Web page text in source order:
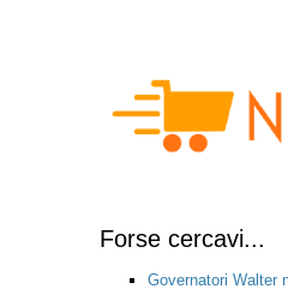
Forse cercavi...
Governatori Walter